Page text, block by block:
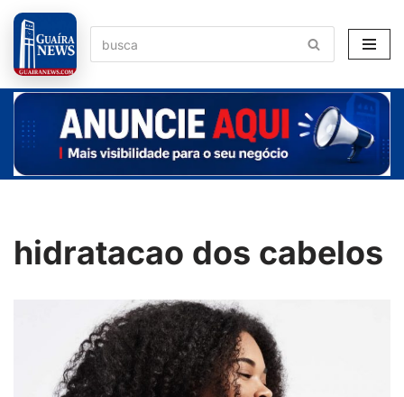
Pular
para
o
conteúdo
hidratacao dos cabelos